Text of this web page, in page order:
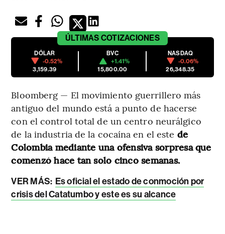
ÚLTIMAS COTIZACIONES
DÓLAR
-0.52%
3,159.39
BVC
+1.41%
15,800.00
NASDAQ
-0.06%
26,348.35
Bloomberg — El movimiento guerrillero más
antiguo del mundo está a punto de hacerse
con el control total de un centro neurálgico
de la industria de la cocaína en el este de
Colombia mediante una ofensiva sorpresa que
comenzó hace tan solo cinco semanas.
VER MÁS: Es oficial el estado de conmoción por
crisis del Catatumbo y este es su alcance